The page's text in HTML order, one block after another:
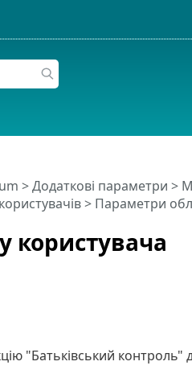
користувача
>Додаткові параметри >
> Параметри
"Батьківський контроль"